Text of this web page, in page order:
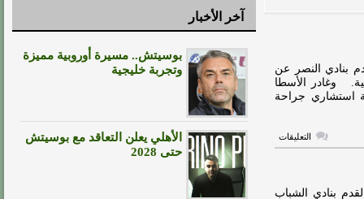
بنادي النصر عن
وغادر الأسطا
استشاري جراحة
التعليقاتعلى
النصر
بنادي الشباب
آخر الأخبار
بوسيتش.. مسيرة أوروبية مميزة
وتجربة خليجية
الأهلي يعلن التعاقد مع بوسيتش
حتى 2028